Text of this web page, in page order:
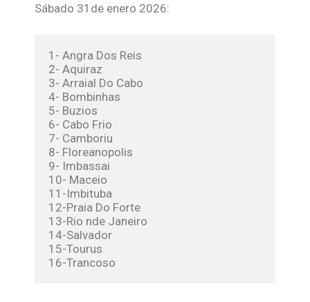
Sábado 31de enero 2026:
1- Angra Dos Reis
2- Aquiraz
3- Arraial Do Cabo
4- Bombinhas
5- Buzios
6- Cabo Frio
7- Camboriu
8- Floreanopolis
9- Imbassai
10- Maceio
11-Imbituba
12-Praia Do Forte
13-Rio nde Janeiro
14-Salvador
15-Tourus
16-Trancoso